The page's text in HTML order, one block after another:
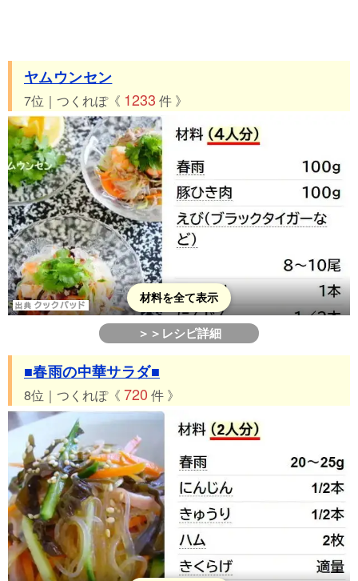
ヤムウンセン
7位｜つくれぽ《 1233 件 》
材料を全て表示
＞＞レシピ詳細
■春雨の中華サラダ■
8位｜つくれぽ《 720 件 》